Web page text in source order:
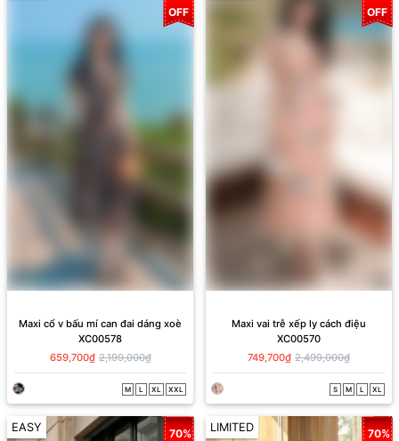
OFF
Maxi cổ v bấu mí can đai dáng xoè
XC00578
659,700₫ 2,199,000₫
M L XL XXL
OFF
Maxi vai trễ xếp ly cách điệu
XC00570
749,700₫ 2,499,000₫
S M L XL
EASY 70% LIMITED 70%